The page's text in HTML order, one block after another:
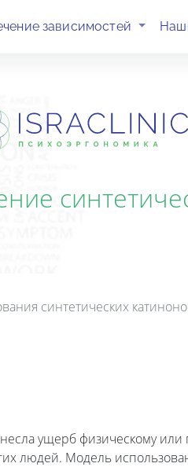
зависимостей (current)
синтетических
ущерб физическому
Модель